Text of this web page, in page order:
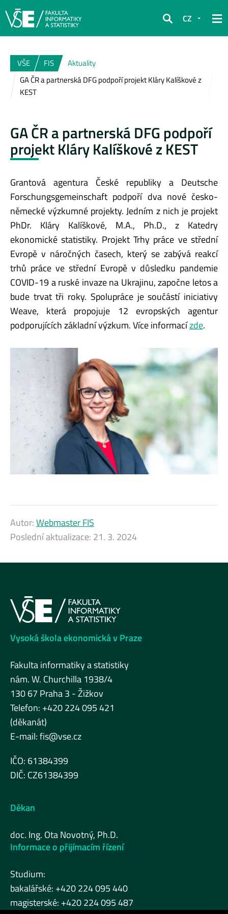
Hledat
CZ
VŠE FIS
Aktuality
GA ČR a partnerská DFG podpoří projekt Kláry Kalíškové z
KEST
GA ČR a partnerská DFG podpoří
projekt Kláry Kalíškové z KEST
Grantová agentura České republiky a Deutsche
Forschungsgemeinschaft podpoří dva nové česko-
německé výzkumné projekty. Jedním z nich je projekt
PhDr. Kláry Kalíškové, M.A., Ph.D., z Katedry
ekonomické statistiky. Projekt Trhy práce ve střední
Evropě v náročných časech, který se zabývá reakcí
trhů práce ve střední Evropě v důsledku pandemie
COVID-19 a ruské invaze na Ukrajinu, započne letos a
bude trvat tři roky. Spolupráce je součástí iniciativy
Weave, která propojuje 12 evropských agentur
podporujících základní výzkum. Více informacízde.
Autor:Webmaster FIS
Poslední aktualizace: 21. 3. 2024
Vysoká škola ekonomická v Praze
Fakulta informatiky a statistiky
nám. W. Churchilla 1938/4
130 67 Praha 3 - Žižkov
Telefon: +420 224 095 421
(děkanát)
E-mail:fis@vse.cz
IČO: 61384399
DIČ: CZ61384399
Děkan
doc. Ing. Ota Novotný, Ph.D.
Informace o přijímacím řízení
Studium:
bakalářské: +420 224 095 440
magisterské: +420 224 095 487